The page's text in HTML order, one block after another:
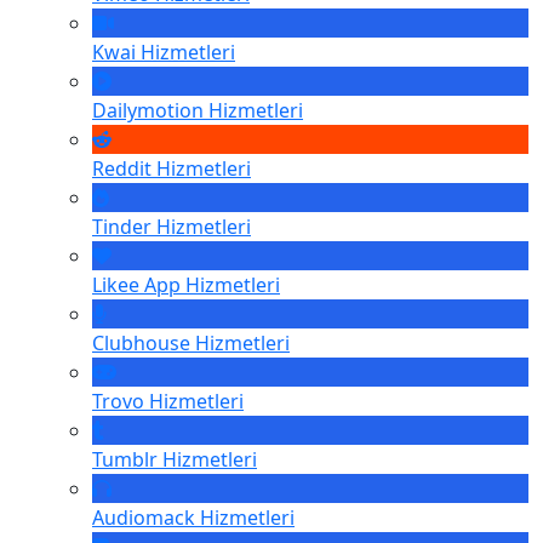
Kwai Hizmetleri
Dailymotion Hizmetleri
Reddit Hizmetleri
Tinder Hizmetleri
Likee App Hizmetleri
Clubhouse Hizmetleri
Trovo Hizmetleri
Tumblr Hizmetleri
Audiomack Hizmetleri